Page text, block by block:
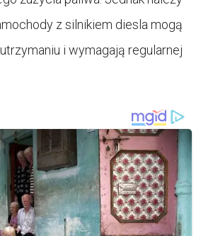
z silnikiem diesla mogą
i wymagają regularnej